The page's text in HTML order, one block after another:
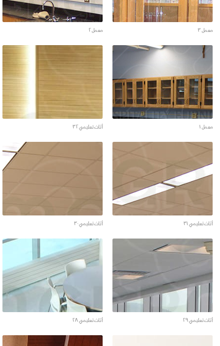
معمل ٣ معمل ٢
معمل ١ أثاث تعليمي ٣٢
أثاث تعليمي ٣١ أثاث تعليمي ٣٠
أثاث تعليمي ٢٩ أثاث تعليمي ٢٨